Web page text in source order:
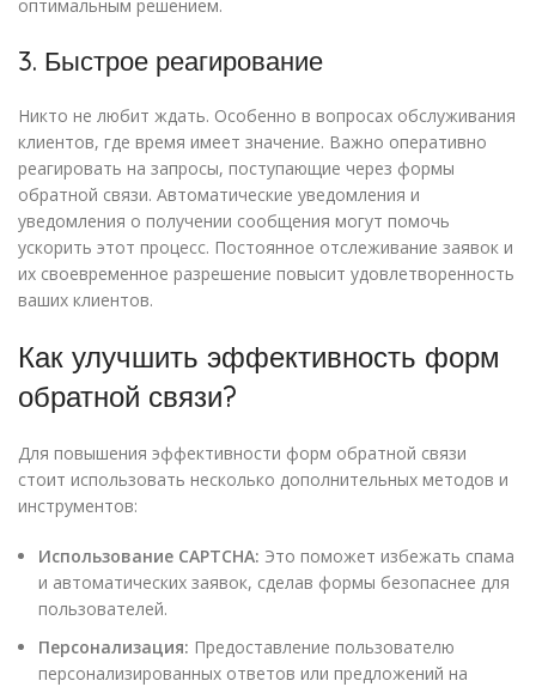
оптимальным решением.
3. Быстрое реагирование
Никто не любит ждать. Особенно в вопросах обслуживания
клиентов, где время имеет значение. Важно оперативно
реагировать на запросы, поступающие через формы
обратной связи. Автоматические уведомления и
уведомления о получении сообщения могут помочь
ускорить этот процесс. Постоянное отслеживание заявок и
их своевременное разрешение повысит удовлетворенность
ваших клиентов.
Как улучшить эффективность форм
обратной связи?
Для повышения эффективности форм обратной связи
стоит использовать несколько дополнительных методов и
инструментов:
Использование CAPTCHA: Это поможет избежать спама
и автоматических заявок, сделав формы безопаснее для
пользователей.
Персонализация: Предоставление пользователю
персонализированных ответов или предложений на